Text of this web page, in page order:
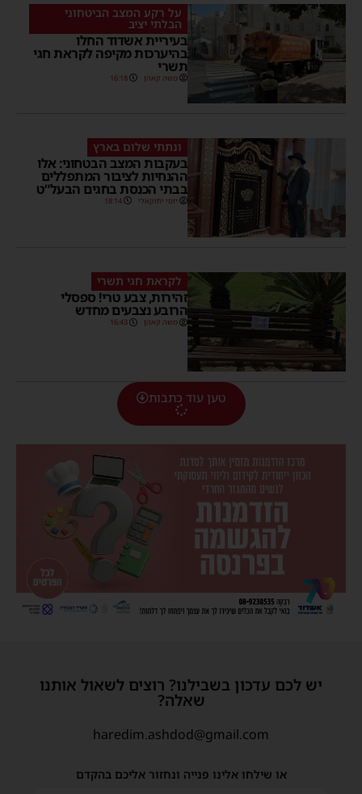
על רקע המצב הביטחוני
הבלתי יציב
בעיריית אשדוד החלו
בהיערכות מקיפה לקראת חגי
תשרי
משה קאהן 16:18
ונתתי שלום בארץ
בעקבות המצב הבטחוני: אלו
ההנחיות לציבור המתפללים
בבתי הכנסת בחגים הבעל”ט
יוסי יחזקאלי 18:14
לקראת חגי תשרי
זהירות, צבע טרי! ספסלי
הרובע נצבעים מחדש
משה קאהן 16:43
טען עוד כתבות
יש לכם עדכון בשבילנו? רוצים לשאול אותנו
שאלה?
haredim.ashdod@gmail.com
או שילחו אלינו פנייה ונחזור אליכם בהקדם